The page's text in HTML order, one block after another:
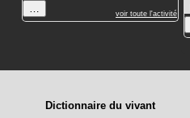
voir toute l'activité
Dictionnaire du vivant